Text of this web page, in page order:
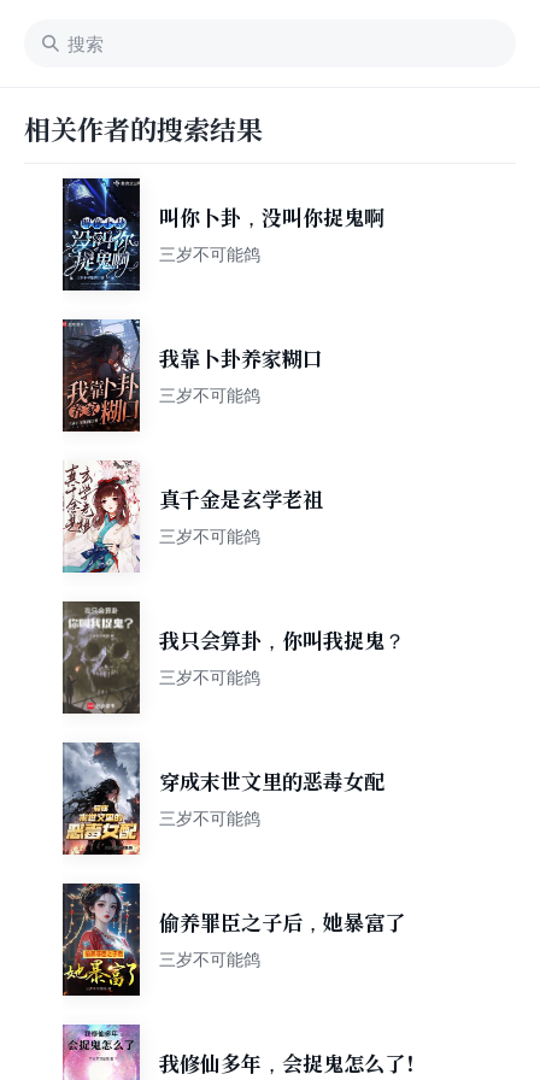
相关作者的搜索结果
叫你卜卦，没叫你捉鬼啊
三岁不可能鸽
我靠卜卦养家糊口
三岁不可能鸽
真千金是玄学老祖
三岁不可能鸽
我只会算卦，你叫我捉鬼？
三岁不可能鸽
穿成末世文里的恶毒女配
三岁不可能鸽
偷养罪臣之子后，她暴富了
三岁不可能鸽
我修仙多年，会捉鬼怎么了！